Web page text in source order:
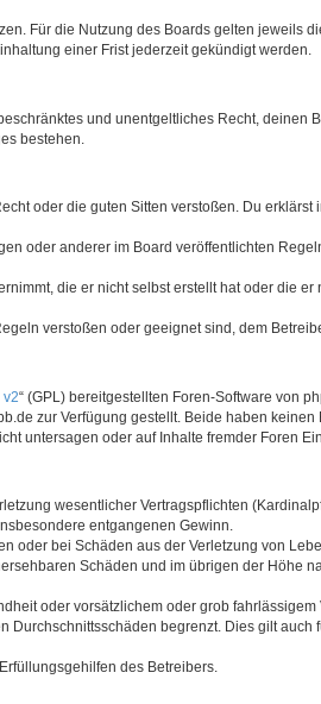
Für die Nutzung des Boards gelten jeweils
einer Frist jederzeit gekündigt werden.
und unentgeltliches Recht, deinen
bestehen.
oder die guten Sitten verstoßen. Du
oder anderer im Board veröffentlichten
die er nicht selbst erstellt hat oder die
verstoßen oder geeignet sind, dem
v2“ (GPL) bereitgestellten Foren-Software von
zur Verfügung gestellt. Beide haben keinen
untersagen oder auf Inhalte fremder Foren
wesentlicher Vertragspflichten
entgangenen Gewinn.
oder bei Schäden aus der Verletzung von
Schäden und im übrigen der Höhe
oder vorsätzlichem oder grob
begrenzt. Dies gilt
des Betreibers.